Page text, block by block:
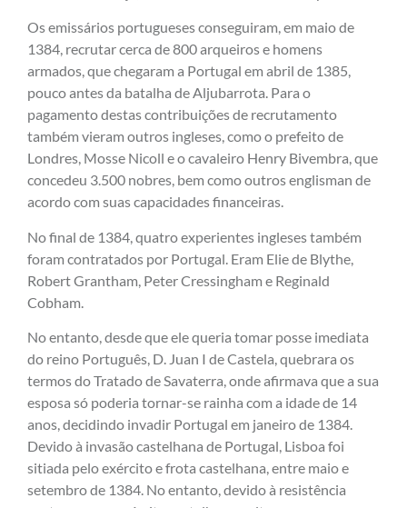
Os emissários portugueses conseguiram, em maio de
1384, recrutar cerca de 800 arqueiros e homens
armados, que chegaram a Portugal em abril de 1385,
pouco antes da batalha de Aljubarrota. Para o
pagamento destas contribuições de recrutamento
também vieram outros ingleses, como o prefeito de
Londres, Mosse Nicoll e o cavaleiro Henry Bivembra, que
concedeu 3.500 nobres, bem como outros englisman de
acordo com suas capacidades financeiras.
No final de 1384, quatro experientes ingleses também
foram contratados por Portugal. Eram Elie de Blythe,
Robert Grantham, Peter Cressingham e Reginald
Cobham.
No entanto, desde que ele queria tomar posse imediata
do reino Português, D. Juan I de Castela, quebrara os
termos do Tratado de Savaterra, onde afirmava que a sua
esposa só poderia tornar-se rainha com a idade de 14
anos, decidindo invadir Portugal em janeiro de 1384.
Devido à invasão castelhana de Portugal, Lisboa foi
sitiada pelo exército e frota castelhana, entre maio e
setembro de 1384. No entanto, devido à resistência